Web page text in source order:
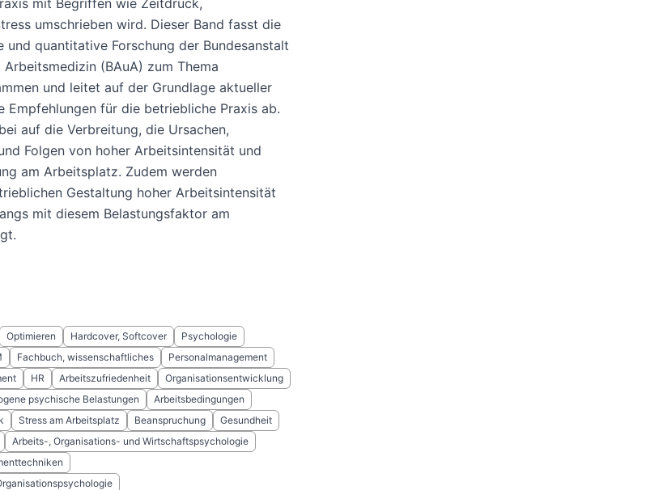
mit Begriffen wie Zeitdruck,
umschrieben wird. Dieser Band fasst die
und quantitative Forschung der Bundesanstalt
(BAuA) zum Thema
und leitet auf der Grundlage aktueller
Empfehlungen für die betriebliche Praxis ab.
auf die Verbreitung, die Ursachen,
Folgen von hoher Arbeitsintensität und
am Arbeitsplatz. Zudem werden
Gestaltung hoher Arbeitsintensität
mit diesem Belastungsfaktor am
Optimieren Hardcover, Softcover
Psychologie
Fachbuch, wissenschaftliches
Personalmanagement
HR Arbeitszufriedenheit
Organisationsentwicklung
psychische Belastungen
Arbeitsbedingungen
Stress am Arbeitsplatz Beanspruchung
Gesundheit
Arbeits-, Organisations- und Wirtschaftspsychologie